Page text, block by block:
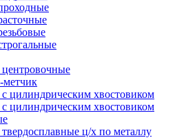
метчик
цилиндрическим хвостовиком
цилиндрическим хвостовиком
ц/х по металлу